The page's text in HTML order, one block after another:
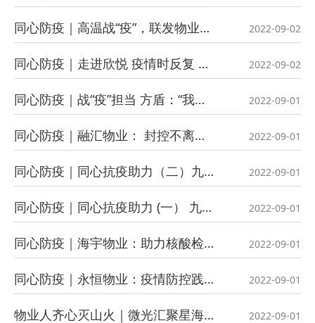
同心防疫｜高温战“疫”，联发物业24小时在行动！ 2022-09-02
同心防疫｜走进欣悦 疫情时反复 不变是守护 2022-09-02
同心防疫｜战“疫”担当 方盾：“我们在，阵地就在！” 2022-09-01
同心防疫｜融汇物业： 封控不离岗，隔离也工作 2022-09-01
同心防疫｜同心抗疫助力（二）九龙坡区物业管理协会捐赠物资助力抗击疫情 2022-09-01
同心防疫｜同心抗疫助力 (一） 九龙坡区物业管理协会捐赠物资助力抗击疫情 2022-09-01
同心防疫｜海宇物业：助力核酸检测，齐心协力战“疫” 2022-09-01
同心防疫｜永恒物业：疫情防控践初心 党员先行担使命 2022-09-01
物业人齐心灭山火｜微光汇聚星海——科普瑞特与你一起守护这座城！ 2022-09-01